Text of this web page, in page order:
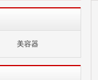
美容器